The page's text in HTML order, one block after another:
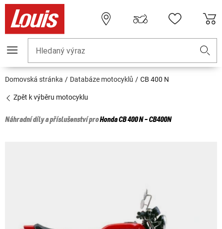
Hledaný výraz
Domovská stránka Databáze motocyklů CB 400 N
Zpět k výběru motocyklu
Náhradní díly a příslušenství proHondaCB 400 N - CB400N